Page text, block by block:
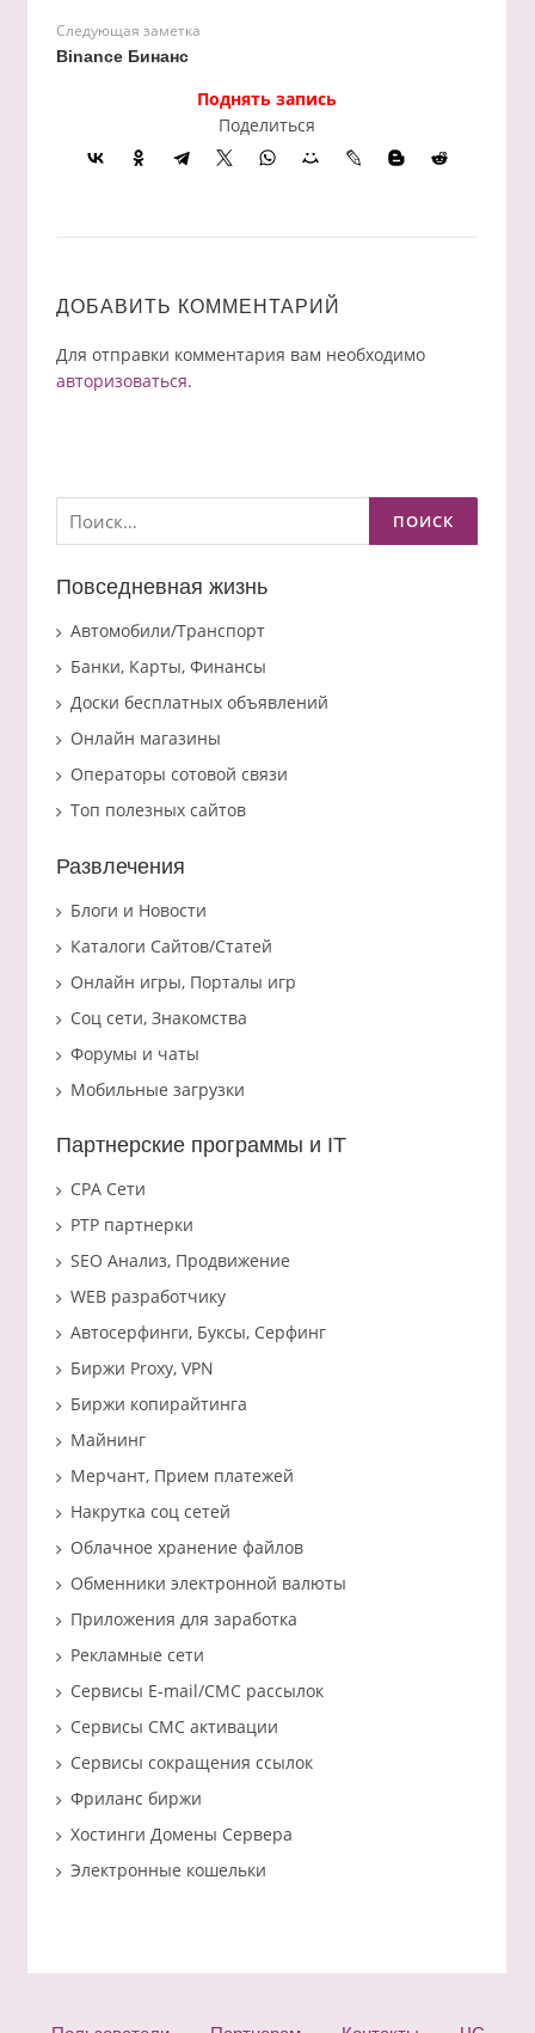
Следующая заметка
Binance Бинанс
Поднять запись
Поделиться
ДОБАВИТЬ КОММЕНТАРИЙ
Для отправки комментария вам необходимо
авторизоваться.
Найти:
Повседневная жизнь
Автомобили/Транспорт
Банки, Карты, Финансы
Доски бесплатных объявлений
Онлайн магазины
Операторы сотовой связи
Топ полезных сайтов
Развлечения
Блоги и Новости
Каталоги Сайтов/Статей
Онлайн игры, Порталы игр
Соц сети, Знакомства
Форумы и чаты
Мобильные загрузки
Партнерские программы и IT
CPA Сети
PTP партнерки
SEO Анализ, Продвижение
WEB разработчику
Автосерфинги, Буксы, Серфинг
Биржи Proxy, VPN
Биржи копирайтинга
Майнинг
Мерчант, Прием платежей
Накрутка соц сетей
Облачное хранение файлов
Обменники электронной валюты
Приложения для заработка
Рекламные сети
Сервисы E-mail/СМС рассылок
Сервисы СМС активации
Сервисы сокращения ссылок
Фриланс биржи
Хостинги Домены Сервера
Электронные кошельки